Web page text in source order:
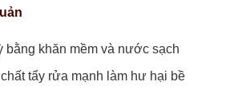
bằng khăn mềm và nước sạch
tẩy rửa mạnh làm hư hại bề